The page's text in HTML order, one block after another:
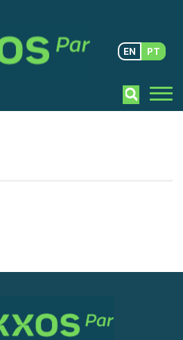
EN PT